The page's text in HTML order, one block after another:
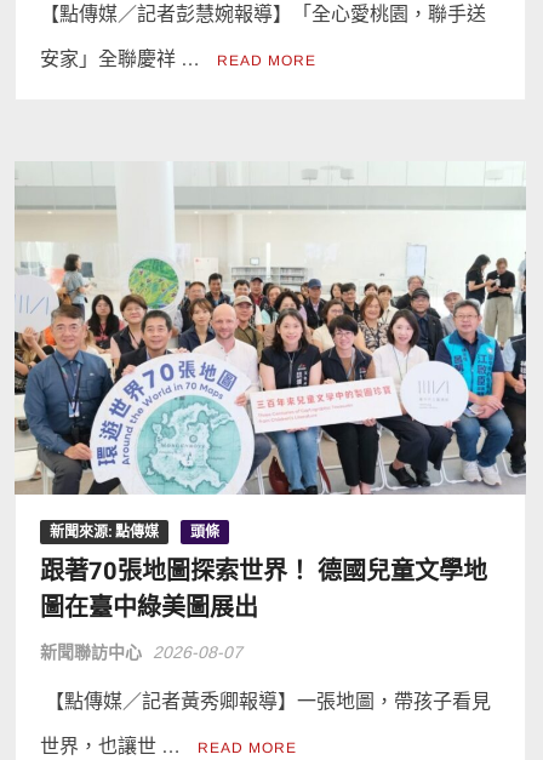
【點傳媒／記者彭慧婉報導】「全心愛桃園，聯手送
安家」全聯慶祥 … READ MORE
新聞來源: 點傳媒 頭條
跟著70張地圖探索世界！ 德國兒童文學地
圖在臺中綠美圖展出
新聞聯訪中心 2026-08-07
【點傳媒／記者黃秀卿報導】一張地圖，帶孩子看見
世界，也讓世 … READ MORE